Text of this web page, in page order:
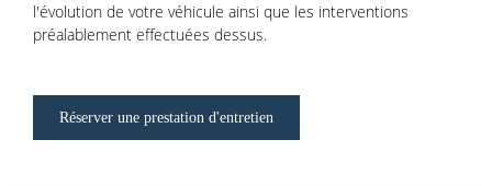
l'évolution de votre véhicule ainsi que les interventions
préalablement effectuées dessus.
Réserver une prestation d'entretien